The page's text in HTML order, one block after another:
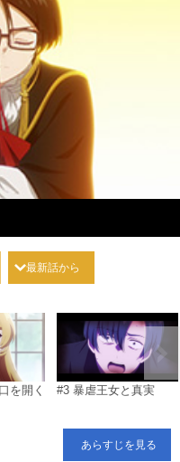
最新話から
を開く #3 暴虐王女と真実
あらすじを見る